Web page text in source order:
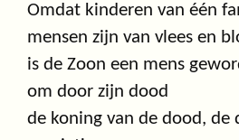
Omdat kinderen van één
mensen zijn van vlees en
is de Zoon een mens
om door zijn dood
de koning van de dood, de